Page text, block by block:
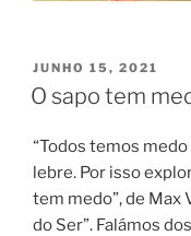
PUBLICADO
EM
JUNHO 15, 2021
O sapo tem
“Todos temos
lebre. Por isso
tem medo”, de Max
do Ser”. Falámos